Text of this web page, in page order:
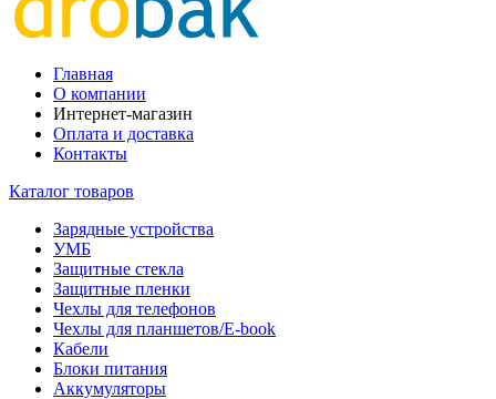
Главная
О компании
Интернет-магазин
Оплата и доставка
Контакты
Каталог товаров
Зарядные устройства
УМБ
Защитные стекла
Защитные пленки
Чехлы для телефонов
Чехлы для планшетов/E-book
Кабели
Блоки питания
Аккумуляторы